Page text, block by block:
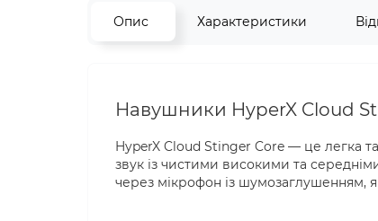
Опис Характеристики
Навушники HyperX Cloud
HyperX Cloud Stinger Core — це легка
звук із чистими високими та
через мікрофон із шумозаглушенням,